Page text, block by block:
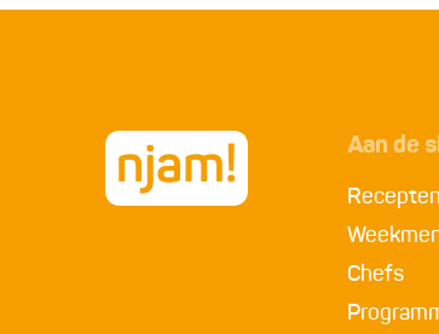
Aan de
Recepten
Chefs